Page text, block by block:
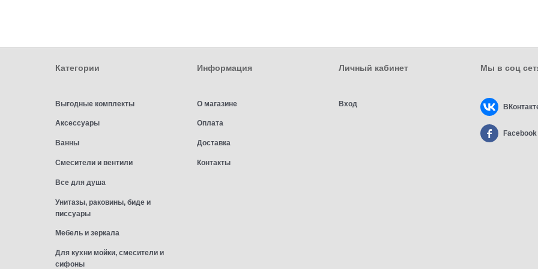
Категории
Выгодные комплекты
Аксессуары
Ванны
Смесители и вентили
Все для душа
Унитазы, раковины, биде и
писсуары
Мебель и зеркала
Для кухни мойки, смесители и
сифоны
Информация
О магазине
Оплата
Доставка
Контакты
Личный кабинет
Вход
Мы в соц
Facebook